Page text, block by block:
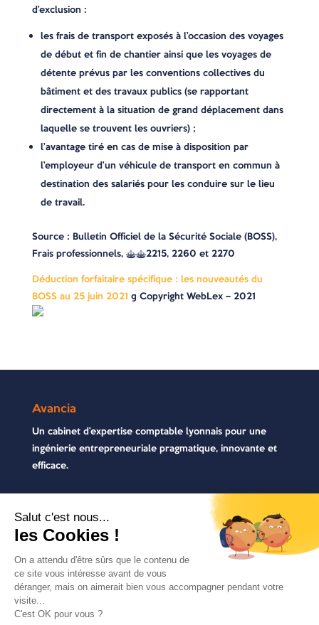
d’exclusion :
les frais de transport exposés à l’occasion des voyages
de début et fin de chantier ainsi que les voyages de
détente prévus par les conventions collectives du
bâtiment et des travaux publics (se rapportant
directement à la situation de grand déplacement dans
laquelle se trouvent les ouvriers) ;
l’avantage tiré en cas de mise à disposition par
l’employeur d’un véhicule de transport en commun à
destination des salariés pour les conduire sur le lieu
de travail.
Source : Bulletin Officiel de la Sécurité Sociale (BOSS),
Frais professionnels, §§2215, 2260 et 2270
Déduction forfaitaire spécifique : les nouveautés du
BOSS au 25 juin 2021 © Copyright WebLex – 2021
Avancia
Un cabinet d’expertise comptable lyonnais pour une
ingénierie entrepreneuriale pragmatique, innovante et
efficace.
Contactez-nous
04 72 71 54 72
30, rue Pré Gaudry, 69007 Lyon
contact@avancia.fr